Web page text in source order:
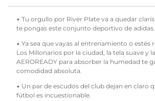
• Tu orgullo por River Plate va a quedar
te pongas este conjunto deportivo de adidas.
• Ya sea que vayas al entrenamiento o estés
Los Millonarios por la ciudad, la tela suave y
AEROREADY para absorber la humedad te
comodidad absoluta.
• Un par de escudos del club dejan en claro
fútbol es incuestionable.